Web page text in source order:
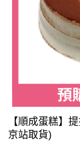
【順成蛋糕】
京站取貨)